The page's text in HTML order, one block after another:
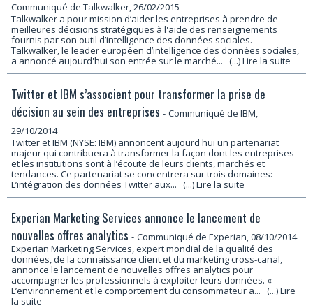
Communiqué de Talkwalker, 26/02/2015
Talkwalker a pour mission d’aider les entreprises à prendre de
meilleures décisions stratégiques à l'aide des renseignements
fournis par son outil d’intelligence des données sociales.
Talkwalker, le leader européen d’intelligence des données sociales,
a annoncé aujourd'hui son entrée sur le marché... (...) Lire la suite
Twitter et IBM s’associent pour transformer la prise de
décision au sein des entreprises - Communiqué de IBM,
29/10/2014
Twitter et IBM (NYSE: IBM) annoncent aujourd'hui un partenariat
majeur qui contribuera à transformer la façon dont les entreprises
et les institutions sont à l’écoute de leurs clients, marchés et
tendances. Ce partenariat se concentrera sur trois domaines:
L’intégration des données Twitter aux... (...) Lire la suite
Experian Marketing Services annonce le lancement de
nouvelles offres analytics - Communiqué de Experian, 08/10/2014
Experian Marketing Services, expert mondial de la qualité des
données, de la connaissance client et du marketing cross-canal,
annonce le lancement de nouvelles offres analytics pour
accompagner les professionnels à exploiter leurs données. «
L’environnement et le comportement du consommateur a... (...) Lire
la suite